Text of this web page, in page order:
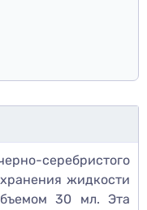
серебристого
жидкости
30 мл. Эта